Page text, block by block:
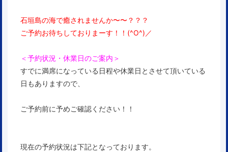
石垣島の海で癒されませんか〜〜？？？
ご予約お待ちしておりまーす！！(^O^)／
＜予約状況・休業日のご案内＞
すでに満席になっている日程や休業日とさせて頂いている
日もありますので、
ご予約前に予めご確認ください！！
現在の予約状況は下記となっております。